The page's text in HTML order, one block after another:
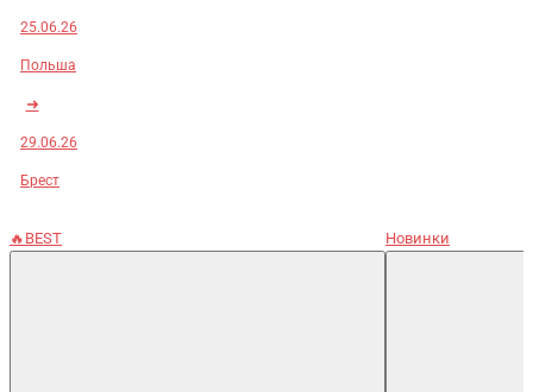
25.06.26
Польша
➜
29.06.26
Брест
🔥BEST Новинки